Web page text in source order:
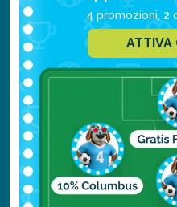
Ibiza parte da circa
includendo alloggio,
ma non il volo.
Sunny Beach,
dell’Est (Low
Sunny Beach, situata
della Bulgaria, è una
4 promozioni, 2
ATTIVA